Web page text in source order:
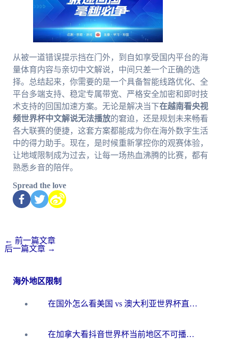
从被一道错误提示挡在门外，到自如享受国内平台的海
量体育内容与亲切中文解说，中间只差一个正确的选
择。总结起来，你需要的是一个具备智能线路优化、全
平台多端支持、稳定专属带宽、严格安全加密和即时技
术支持的回国加速方案。无论是解决当下在越南看央视
频世界杯中文解说无法播放的窘迫，还是规划未来畅看
各大联赛的便捷，这套方案都能成为你在海外数字生活
中的得力助手。现在，是时候重新掌控你的观赛体验，
让地域限制成为过去，让每一场热血沸腾的比赛，都有
熟悉乡音的陪伴。
Spread the love
← 前一篇文章
后一篇文章 →
海外地区限制
在国外怎么看美国 vs 澳大利亚世界杯直播？海外党必藏的中文解说观赛指南
在加拿大看抖音世界杯当前地区不可播放？海外党体育观赛终极指南